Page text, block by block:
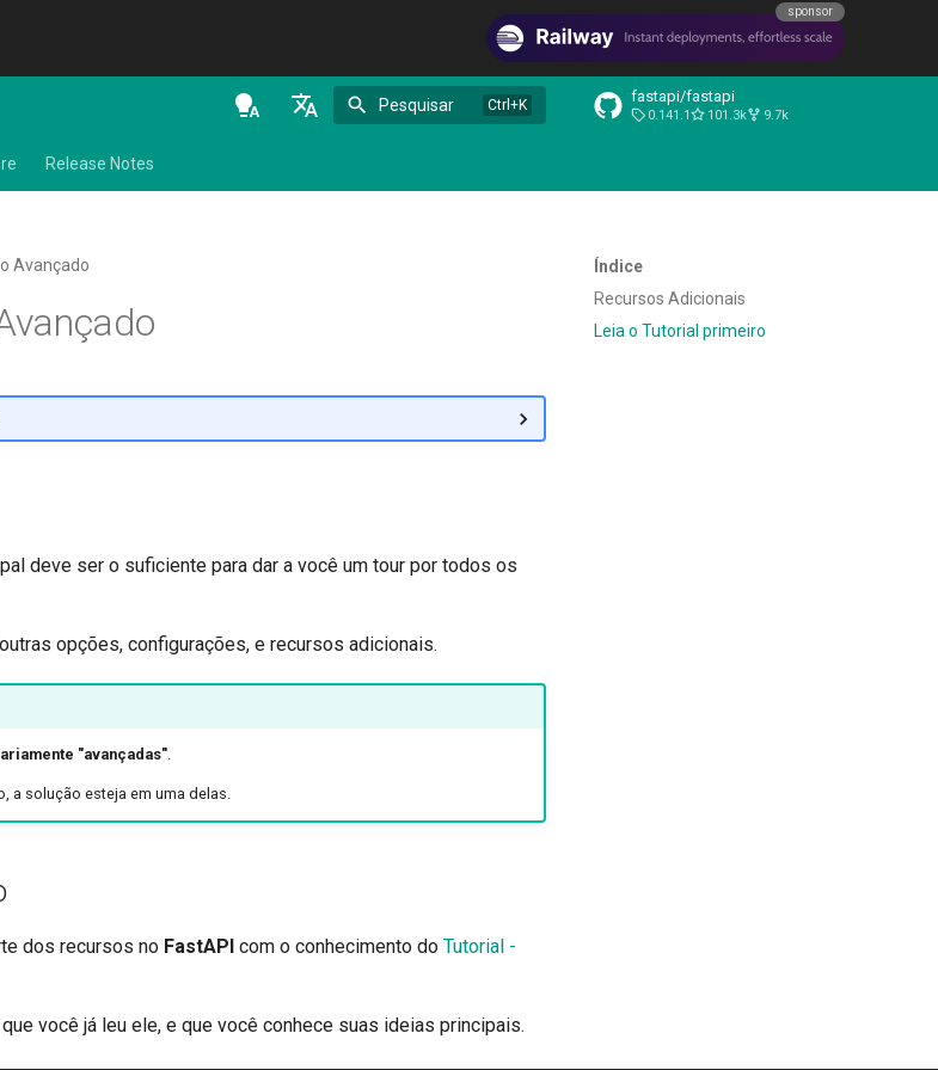
sponsor
zh - 简体中文
zh-hant - 繁體中文
Pesquisar fastapi/fastapi
0.141.1 101.3k 9.7k
Release Notes
Índice
Recursos Adicionais
Leia o Tutorial primeiro
Avançado
deve ser o suficiente para dar a você um tour por todos os
opções, configurações, e recursos adicionais.
"avançadas".
a solução esteja em uma delas.
dos recursos no FastAPI com o conhecimento do Tutorial -
você já leu ele, e que você conhece suas ideias principais.